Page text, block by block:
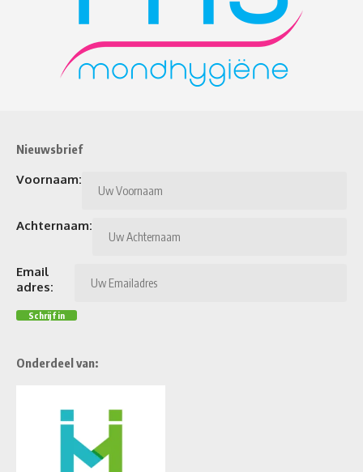
Nieuwsbrief
Voornaam:
Achternaam:
Email
adres:
Onderdeel van: